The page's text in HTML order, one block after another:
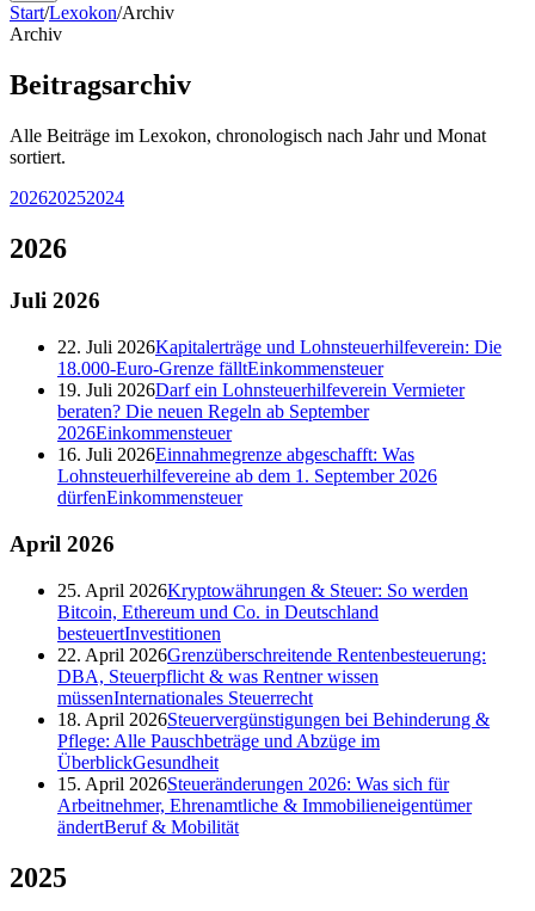
Start/Lexokon/Archiv
Archiv
Beitragsarchiv
Alle Beiträge im Lexokon, chronologisch nach Jahr und Monat
sortiert.
202620252024
2026
Juli 2026
22. Juli 2026Kapitalerträge und Lohnsteuerhilfeverein: Die
18.000-Euro-Grenze fälltEinkommensteuer
19. Juli 2026Darf ein Lohnsteuerhilfeverein Vermieter
beraten? Die neuen Regeln ab September
2026Einkommensteuer
16. Juli 2026Einnahmegrenze abgeschafft: Was
Lohnsteuerhilfevereine ab dem 1. September 2026
dürfenEinkommensteuer
April 2026
25. April 2026Kryptowährungen & Steuer: So werden
Bitcoin, Ethereum und Co. in Deutschland
besteuertInvestitionen
22. April 2026Grenzüberschreitende Rentenbesteuerung:
DBA, Steuerpflicht & was Rentner wissen
müssenInternationales Steuerrecht
18. April 2026Steuervergünstigungen bei Behinderung &
Pflege: Alle Pauschbeträge und Abzüge im
ÜberblickGesundheit
15. April 2026Steueränderungen 2026: Was sich für
Arbeitnehmer, Ehrenamtliche & Immobilieneigentümer
ändertBeruf & Mobilität
2025